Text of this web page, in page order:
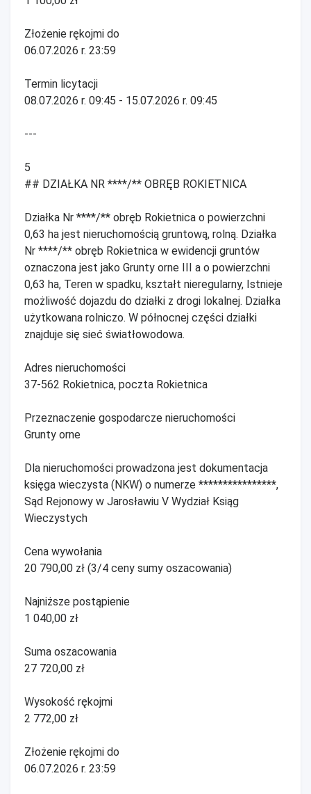
Złożenie rękojmi do
06.07.2026 r. 23:59
Termin licytacji
08.07.2026 r. 09:45 - 15.07.2026 r. 09:45
---
5
## DZIAŁKA NR ****/** OBRĘB ROKIETNICA
Działka Nr ****/** obręb Rokietnica o powierzchni
0,63 ha jest nieruchomością gruntową, rolną. Działka
Nr ****/** obręb Rokietnica w ewidencji gruntów
oznaczona jest jako Grunty orne III a o powierzchni
0,63 ha, Teren w spadku, kształt nieregularny, Istnieje
możliwość dojazdu do działki z drogi lokalnej. Działka
użytkowana rolniczo. W północnej części działki
znajduje się sieć światłowodowa.
Adres nieruchomości
37-562 Rokietnica, poczta Rokietnica
Przeznaczenie gospodarcze nieruchomości
Grunty orne
Dla nieruchomości prowadzona jest dokumentacja
księga wieczysta (NKW) o numerze ****************,
Sąd Rejonowy w Jarosławiu V Wydział Ksiąg
Wieczystych
Cena wywołania
20 790,00 zł (3/4 ceny sumy oszacowania)
Najniższe postąpienie
1 040,00 zł
Suma oszacowania
27 720,00 zł
Wysokość rękojmi
2 772,00 zł
Złożenie rękojmi do
06.07.2026 r. 23:59